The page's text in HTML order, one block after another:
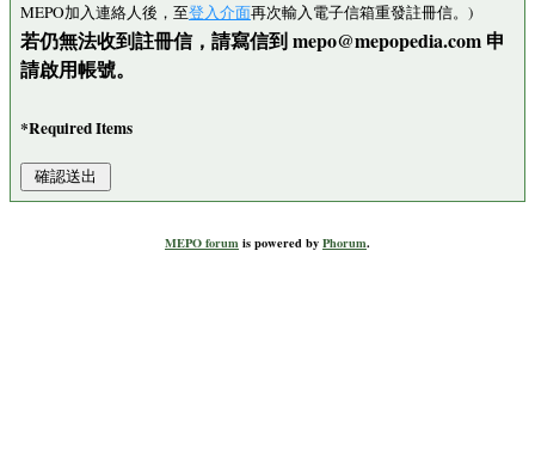
MEPO加入連絡人後，至登入介面再次輸入電子信箱重發註冊信。)
若仍無法收到註冊信，請寫信到 mepo@mepopedia.com 申
請啟用帳號。
*Required Items
MEPO forumis powered byPhorum.